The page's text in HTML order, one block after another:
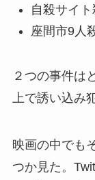
自殺サイ
座間市9人
２つの事件は
上で誘い込み
映画の中でも
つか見た。